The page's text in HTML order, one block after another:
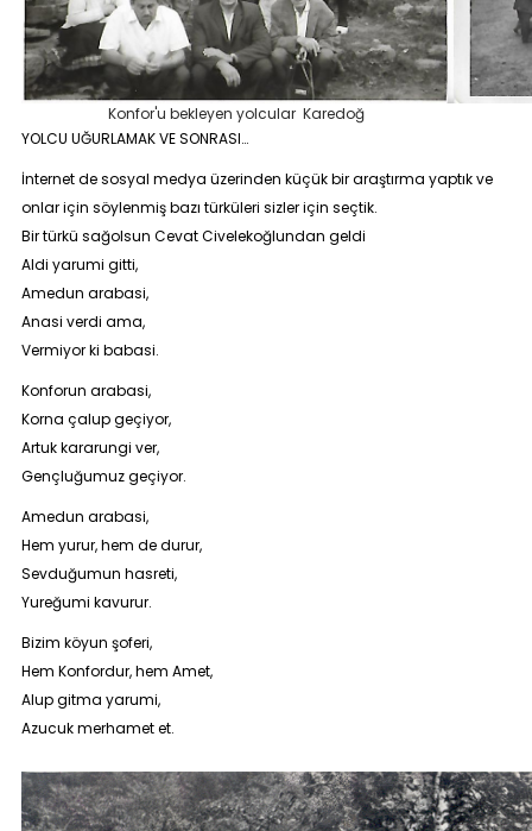
Konfor'u bekleyen yolcular Karedoğ
YOLCU UĞURLAMAK VE SONRASI…
İnternet de sosyal medya üzerinden küçük bir araştırma yaptık ve
onlar için söylenmiş bazı türküleri sizler için seçtik.
Bir türkü sağolsun Cevat Civelekoğlundan geldi
Aldi yarumi gitti,
Amedun arabasi,
Anasi verdi ama,
Vermiyor ki babasi.
Konforun arabasi,
Korna çalup geçiyor,
Artuk kararungi ver,
Gençluğumuz geçiyor.
Amedun arabasi,
Hem yurur, hem de durur,
Sevduğumun hasreti,
Yureğumi kavurur.
Bizim köyun şoferi,
Hem Konfordur, hem Amet,
Alup gitma yarumi,
Azucuk merhamet et.